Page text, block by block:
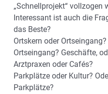
„Schnellprojekt“ vollzogen
Interessant ist auch die
das Beste?
Ortskern oder
Ortseingang? Geschäfte,
Arztpraxen oder Cafés?
Parkplätze oder Kultur?
Parkplätze?